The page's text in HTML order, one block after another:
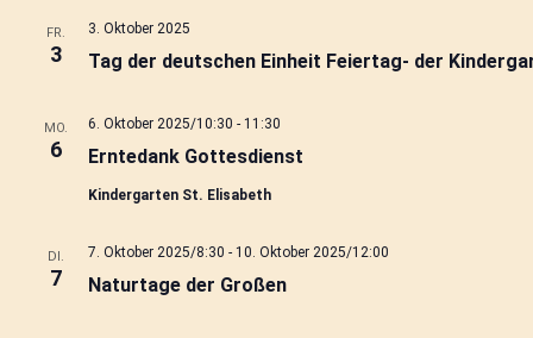
FR.
3 Tag der deutschen Einheit Feiertag- der
3. Oktober 2025
MO.
6 Erntedank Gottesdienst
6. Oktober 2025/10:30 - 11:30
Kindergarten St. Elisabeth
DI.
7 Naturtage der Großen
7. Oktober 2025/8:30 - 10. Oktober 2025/12:00